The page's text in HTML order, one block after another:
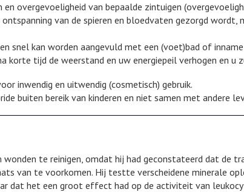
overgevoeligheid van bepaalde zintuigen
van de spieren en bloedvaten gezorgd wordt,
snel kan worden aangevuld met een (voet)bad of
korte tijd de weerstand en uw energiepeil verhogen en u
inwendig en uitwendig (cosmetisch) gebruik.
buiten bereik van kinderen en niet samen met andere
te reinigen, omdat hij had geconstateerd dat de
van te voorkomen. Hij testte verscheidene minerale
dat het een groot effect had op de activiteit van